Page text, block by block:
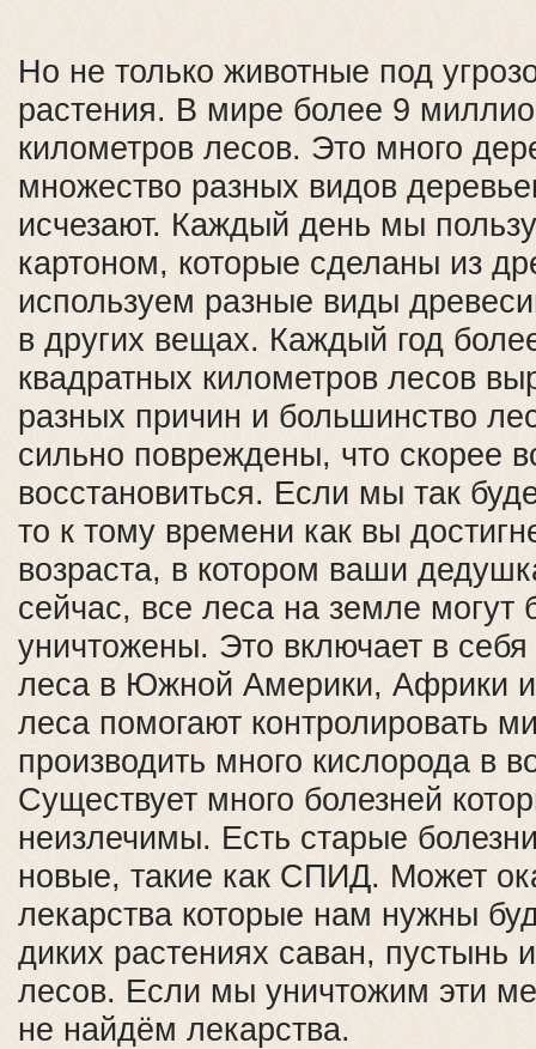
Но не только животные под
растения. В мире более 9
километров лесов. Это много
множество разных видов
исчезают. Каждый день мы
картоном, которые сделаны из
используем разные виды
в других вещах. Каждый год
квадратных километров лесов
разных причин и большинство
сильно повреждены, что скорее
восстановиться. Если мы так
то к тому времени как вы
возраста, в котором ваши
сейчас, все леса на земле могут
уничтожены. Это включает в себя
леса в Южной Америки, Африки
леса помогают контролировать
производить много кислорода в
Существует много болезней
неизлечимы. Есть старые
новые, такие как СПИД. Может
лекарства которые нам нужны
диких растениях саван, пустынь
лесов. Если мы уничтожим эти
не найдём лекарства.